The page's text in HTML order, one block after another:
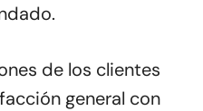
de los clientes
general con